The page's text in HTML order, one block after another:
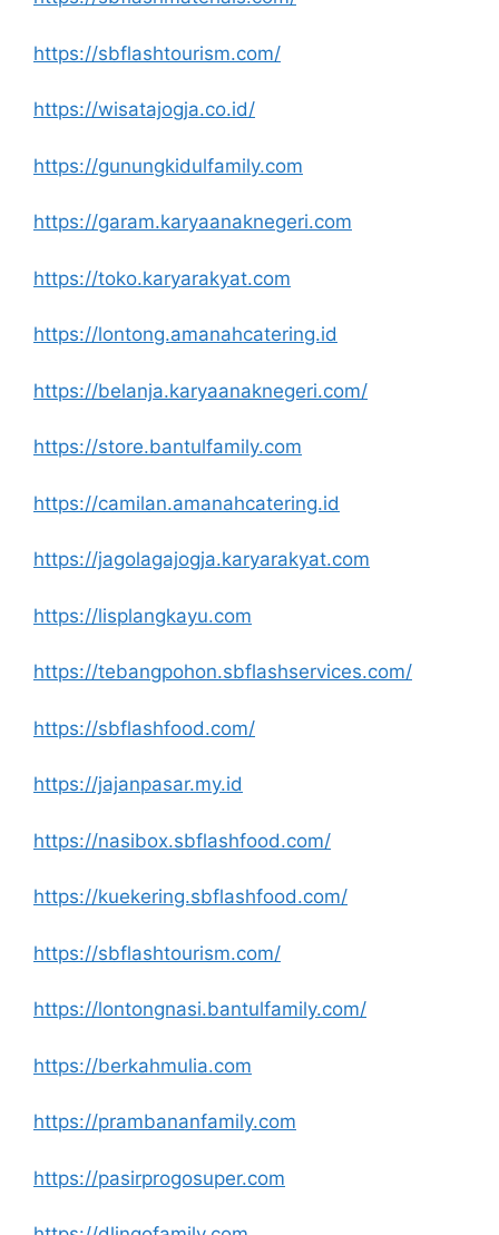
https://sbflashtourism.com/
https://wisatajogja.co.id/
https://gunungkidulfamily.com
https://garam.karyaanaknegeri.com
https://toko.karyarakyat.com
https://lontong.amanahcatering.id
https://belanja.karyaanaknegeri.com/
https://store.bantulfamily.com
https://camilan.amanahcatering.id
https://jagolagajogja.karyarakyat.com
https://lisplangkayu.com
https://tebangpohon.sbflashservices.com/
https://sbflashfood.com/
https://jajanpasar.my.id
https://nasibox.sbflashfood.com/
https://kuekering.sbflashfood.com/
https://sbflashtourism.com/
https://lontongnasi.bantulfamily.com/
https://berkahmulia.com
https://prambananfamily.com
https://pasirprogosuper.com